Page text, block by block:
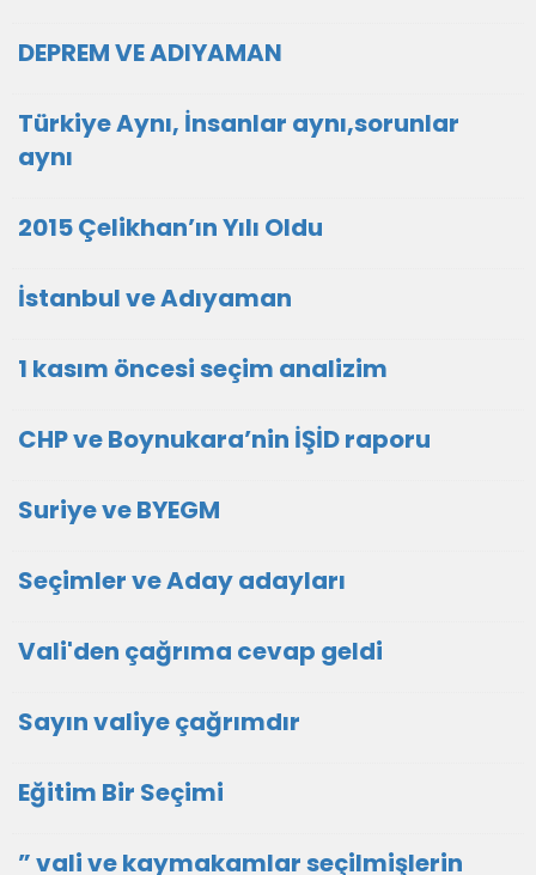
DEPREM VE ADIYAMAN
Türkiye Aynı, İnsanlar aynı,sorunlar
aynı
2015 Çelikhan’ın Yılı Oldu
İstanbul ve Adıyaman
1 kasım öncesi seçim analizim
CHP ve Boynukara’nin İŞİD raporu
Suriye ve BYEGM
Seçimler ve Aday adayları
Vali'den çağrıma cevap geldi
Sayın valiye çağrımdır
Eğitim Bir Seçimi
” vali ve kaymakamlar seçilmişlerin